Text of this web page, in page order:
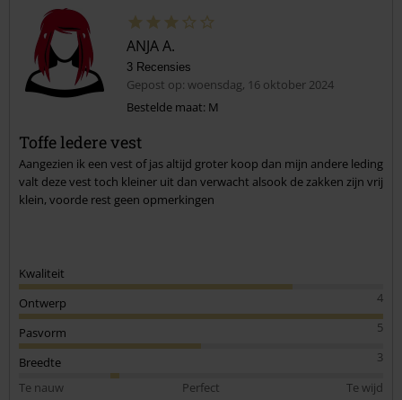
ANJA A.
3 Recensies
Gepost op: woensdag, 16 oktober 2024
Bestelde maat: M
Toffe ledere vest
Aangezien ik een vest of jas altijd groter koop dan mijn andere leding
valt deze vest toch kleiner uit dan verwacht alsook de zakken zijn vrij
klein, voorde rest geen opmerkingen
Kwaliteit
4
Ontwerp
5
Pasvorm
3
Breedte
Te nauw
Perfect
Te wijd